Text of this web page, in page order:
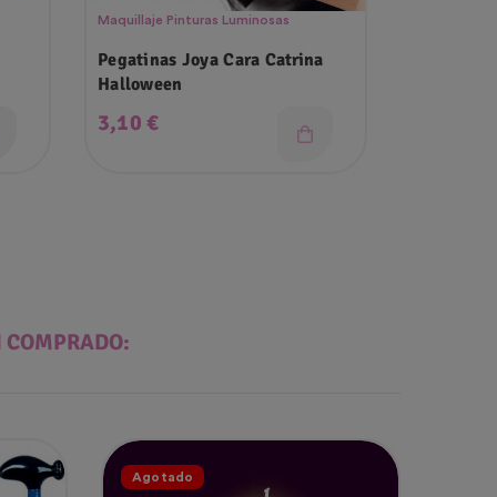
Maquillaje Pinturas Luminosas
Pegatinas Joya Cara Catrina
Halloween
Precio
3,10 €
COMPRADO:
Agotado